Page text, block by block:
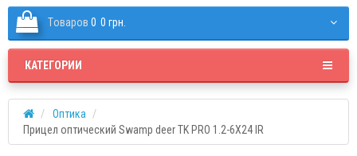
Tоваров 0 0 грн.
КАТЕГОРИИ
Оптика
Прицел оптический Swamp deer TK PRO 1.2-6X24 IR